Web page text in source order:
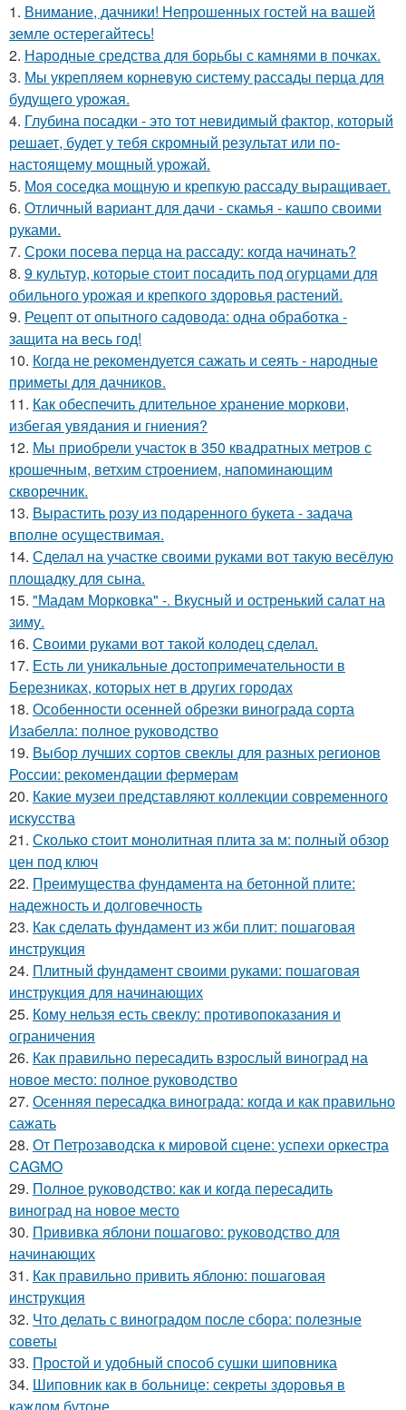
1. Внимание, дачники! Непрошенных гостей на вашей
земле остерегайтесь!
2. Народные средства для борьбы с камнями в почках.
3. Мы укрепляем корневую систему рассады перца для
будущего урожая.
4. Глубина посадки - это тот невидимый фактор, который
решает, будет у тебя скромный результат или по-
настоящему мощный урожай.
5. Моя соседка мощную и крепкую рассаду выращивает.
6. Отличный вариант для дачи - скамья - кашпо своими
руками.
7. Сроки посева перца на рассаду: когда начинать?
8. 9 культур, которые стоит посадить под огурцами для
обильного урожая и крепкого здоровья растений.
9. Рецепт от опытного садовода: одна обработка -
защита на весь год!
10. Когда не рекомендуется сажать и сеять - народные
приметы для дачников.
11. Как обеспечить длительное хранение моркови,
избегая увядания и гниения?
12. Мы приобрели участок в 350 квадратных метров с
крошечным, ветхим строением, напоминающим
скворечник.
13. Вырастить розу из подаренного букета - задача
вполне осуществимая.
14. Сделал на участке своими руками вот такую весёлую
площадку для сына.
15. "Мадам Морковка" -. Вкусный и остренький салат на
зиму.
16. Своими руками вот такой колодец сделал.
17. Есть ли уникальные достопримечательности в
Березниках, которых нет в других городах
18. Особенности осенней обрезки винограда сорта
Изабелла: полное руководство
19. Выбор лучших сортов свеклы для разных регионов
России: рекомендации фермерам
20. Какие музеи представляют коллекции современного
искусства
21. Сколько стоит монолитная плита за м: полный обзор
цен под ключ
22. Преимущества фундамента на бетонной плите:
надежность и долговечность
23. Как сделать фундамент из жби плит: пошаговая
инструкция
24. Плитный фундамент своими руками: пошаговая
инструкция для начинающих
25. Кому нельзя есть свеклу: противопоказания и
ограничения
26. Как правильно пересадить взрослый виноград на
новое место: полное руководство
27. Осенняя пересадка винограда: когда и как правильно
сажать
28. От Петрозаводска к мировой сцене: успехи оркестра
CAGMO
29. Полное руководство: как и когда пересадить
виноград на новое место
30. Прививка яблони пошагово: руководство для
начинающих
31. Как правильно привить яблоню: пошаговая
инструкция
32. Что делать с виноградом после сбора: полезные
советы
33. Простой и удобный способ сушки шиповника
34. Шиповник как в больнице: секреты здоровья в